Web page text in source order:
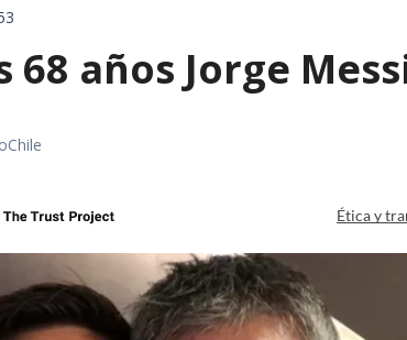
68 años Jorge
Ética y